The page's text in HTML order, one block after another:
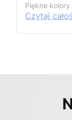
Piękne
Czytaj